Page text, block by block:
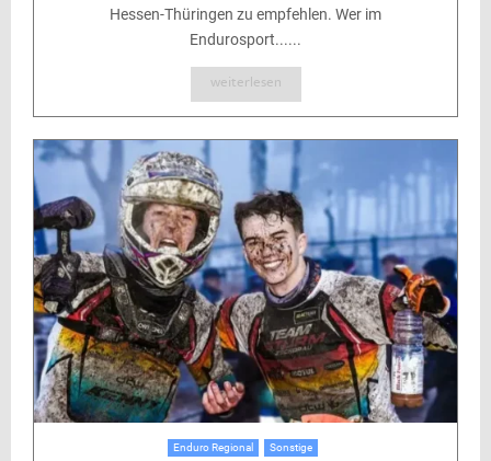
Hessen-Thüringen zu empfehlen. Wer im
Endurosport......
weiterlesen
Enduro Regional Sonstige